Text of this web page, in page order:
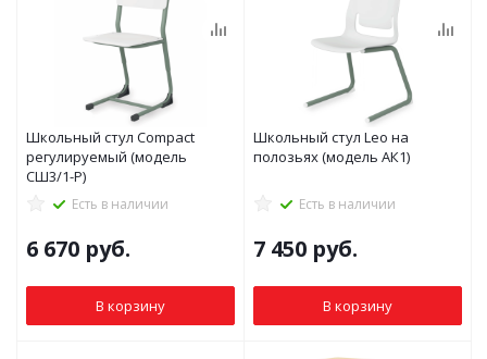
Школьный стул Compact
регулируемый (модель
СШ3/1-Р)
Есть в наличии
6 670 руб.
В корзину
Школьный стул Leo на
полозьях (модель АК1)
Есть в наличии
7 450 руб.
В корзину